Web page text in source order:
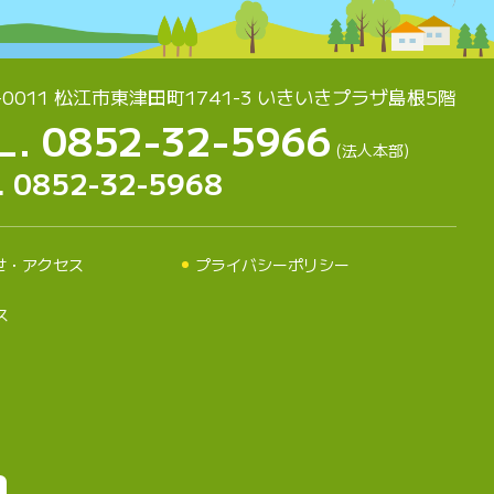
松江市東津田町1741-3 いきいきプラザ島根5階
0852-32-5966 (法人本部)
0852-32-5968
・アクセス プライバシーポリシー